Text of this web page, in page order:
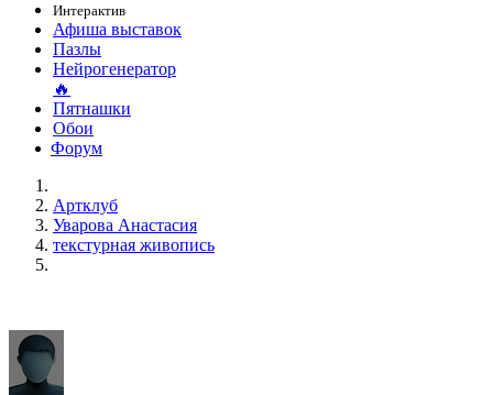
Интерактив
Афиша выставок
Пазлы
Нейрогенератор
🔥
Пятнашки
Обои
Форум
Артклуб
Уварова Анастасия
текстурная живопись